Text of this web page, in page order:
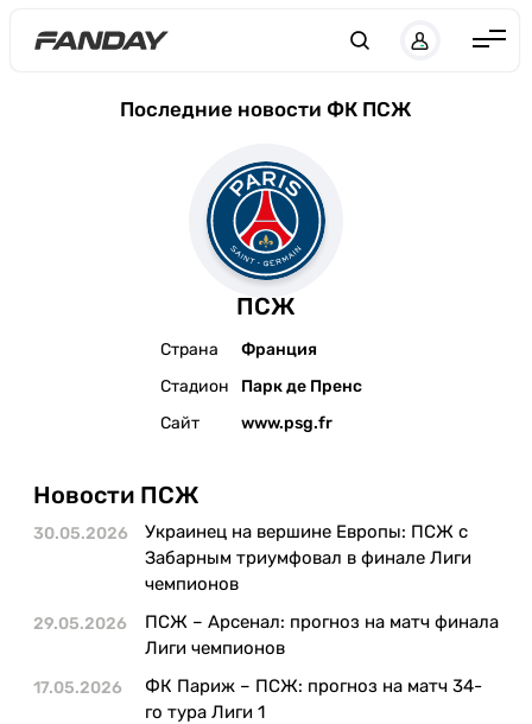
Букмекеры
Казино
Последние новости ФК ПСЖ
ПСЖ
Страна
Франция
Стадион
Парк де Пренс
Сайт
www.psg.fr
Новости ПСЖ
30.05.2026
Украинец на вершине Европы: ПСЖ с
Забарным триумфовал в финале Лиги
чемпионов
29.05.2026
ПСЖ – Арсенал: прогноз на матч финала
Лиги чемпионов
17.05.2026
ФК Париж – ПСЖ: прогноз на матч 34-
го тура Лиги 1